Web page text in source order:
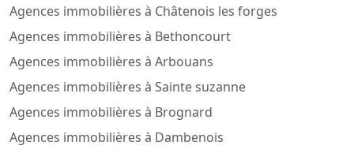
Agences immobilières à Châtenois les forges
Agences immobilières à Bethoncourt
Agences immobilières à Arbouans
Agences immobilières à Sainte suzanne
Agences immobilières à Brognard
Agences immobilières à Dambenois